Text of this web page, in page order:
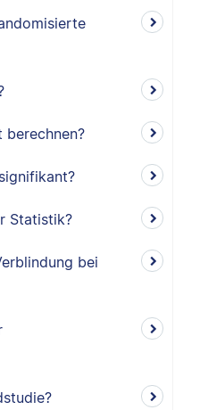
berechnen?
Statistik?
bei